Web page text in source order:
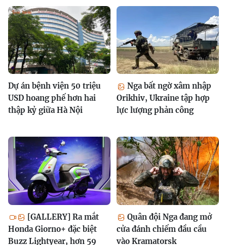
Dự án bệnh viện 50 triệu
USD hoang phế hơn hai
thập kỷ giữa Hà Nội
Nga bất ngờ xâm nhập
Orikhiv, Ukraine tập hợp
lực lượng phản công
[GALLERY] Ra mắt
Honda Giorno+ đặc biệt
Buzz Lightyear, hơn 59
Quân đội Nga đang mở
cửa đánh chiếm đầu cầu
vào Kramatorsk